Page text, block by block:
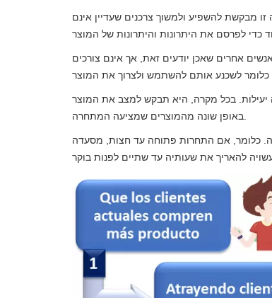
מבקשת להשפיע ולמשוך צרכנים שעדיין אינם
אחרים שאכן יודעים זאת, אך אינם צורכים
בכל מקרה, היא תבקש למצב את המוצר
כלומר, אם התחרות פתוחה עד חצות, מסעדה